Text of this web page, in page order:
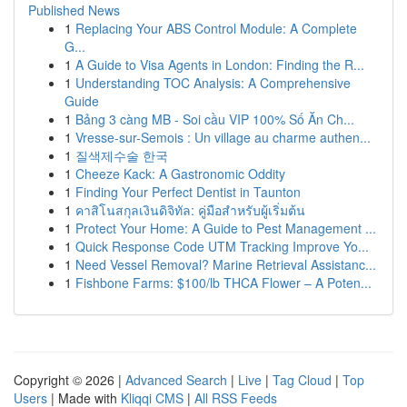
Published News
1 Replacing Your ABS Control Module: A Complete
G...
1 A Guide to Visa Agents in London: Finding the R...
1 Understanding TOC Analysis: A Comprehensive
Guide
1 Bảng 3 càng MB - Soi cầu VIP 100% Số Ăn Ch...
1 Vresse-sur-Semois : Un village au charme authen...
1 질색제수술 한국
1 Cheeze Kack: A Gastronomic Oddity
1 Finding Your Perfect Dentist in Taunton
1 คาสิโนสกุลเงินดิจิทัล: คู่มือสำหรับผู้เริ่มต้น
1 Protect Your Home: A Guide to Pest Management ...
1 Quick Response Code UTM Tracking Improve Yo...
1 Need Vessel Removal? Marine Retrieval Assistanc...
1 Fishbone Farms: $100/lb THCA Flower – A Poten...
Copyright © 2026 | Advanced Search | Live | Tag Cloud | Top
Users | Made with Kliqqi CMS | All RSS Feeds